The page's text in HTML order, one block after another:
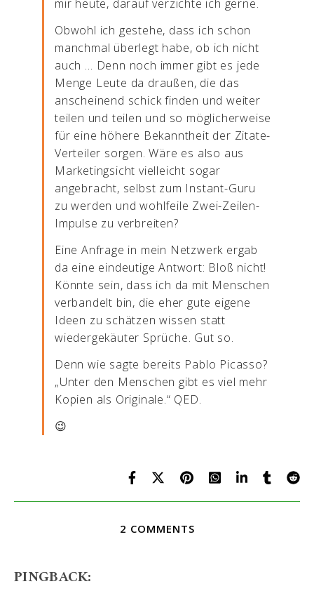
mir heute, darauf verzichte ich gerne.
Obwohl ich gestehe, dass ich schon
manchmal überlegt habe, ob ich nicht
auch … Denn noch immer gibt es jede
Menge Leute da draußen, die das
anscheinend schick finden und weiter
teilen und teilen und so möglicherweise
für eine höhere Bekanntheit der Zitate-
Verteiler sorgen. Wäre es also aus
Marketingsicht vielleicht sogar
angebracht, selbst zum Instant-Guru
zu werden und wohlfeile Zwei-Zeilen-
Impulse zu verbreiten?
Eine Anfrage in mein Netzwerk ergab
da eine eindeutige Antwort: Bloß nicht!
Könnte sein, dass ich da mit Menschen
verbandelt bin, die eher gute eigene
Ideen zu schätzen wissen statt
wiedergekäuter Sprüche. Gut so.
Denn wie sagte bereits Pablo Picasso?
„Unter den Menschen gibt es viel mehr
Kopien als Originale.“ QED.
😉
2 COMMENTS
PINGBACK: